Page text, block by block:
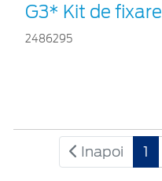
G3* Kit de fixare
2486295
Inapoi 1